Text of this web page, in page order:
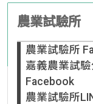
農業試驗所
農業試驗所
嘉義農業試
Facebook
農業試驗所